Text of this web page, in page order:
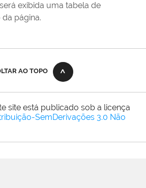
exibida uma tabela de
página.
AO TOPO
site está publicado sob a licença
SemDerivações 3.0 Não